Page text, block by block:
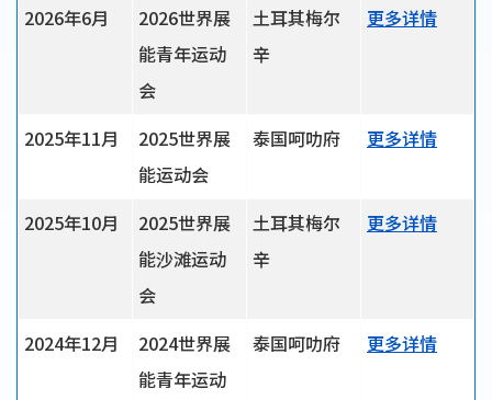
2026年6月
2026世界展
能青年运动
会
土耳其梅尔
辛
更多详情
2025年11月
2025世界展
能运动会
泰国呵叻府 更多详情
2025年10月
2025世界展
能沙滩运动
会
土耳其梅尔
辛
更多详情
2024年12月
2024世界展
能青年运动
泰国呵叻府 更多详情